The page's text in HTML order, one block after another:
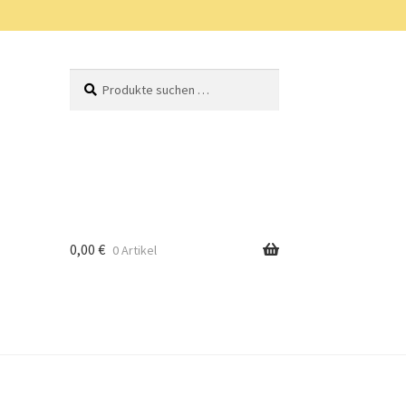
nach:
0,00 € 0 Artikel